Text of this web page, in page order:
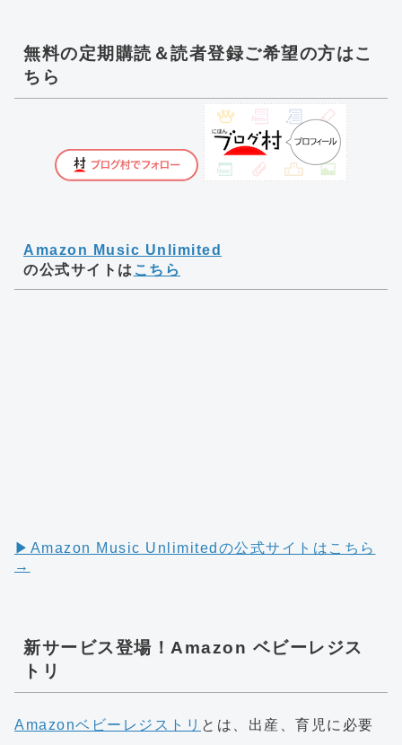
無料の定期購読＆読者登録ご希望の方はこ
ちら
Amazon Music Unlimited
の公式サイトは こちら
▶︎Amazon Music Unlimitedの公式サイトはこちら
→
新サービス登場！Amazon ベビーレジス
トリ
Amazonベビーレジストリ とは、出産、育児に必要